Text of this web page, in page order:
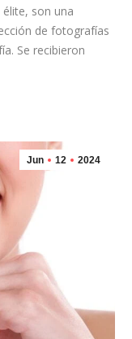
son una
de fotografías
Se recibieron
Jun 12 2024